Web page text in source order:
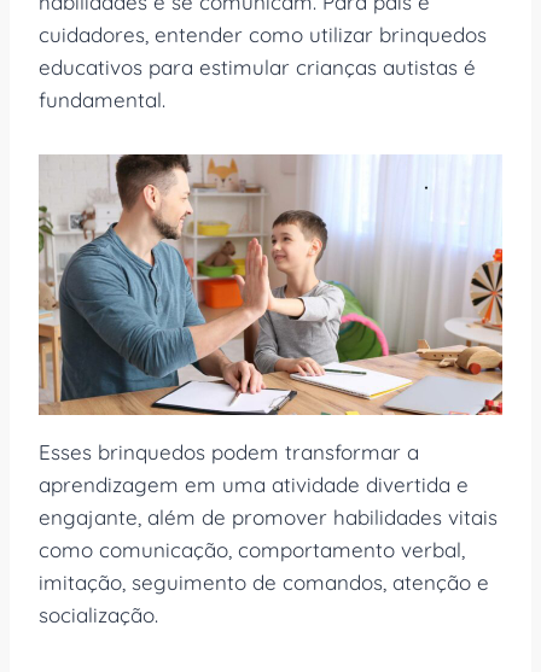
cuidadores, entender como utilizar brinquedos
educativos para estimular crianças autistas é
fundamental.
Esses brinquedos podem transformar a
aprendizagem em uma atividade divertida e
engajante, além de promover habilidades vitais
como comunicação, comportamento verbal,
imitação, seguimento de comandos, atenção e
socialização.